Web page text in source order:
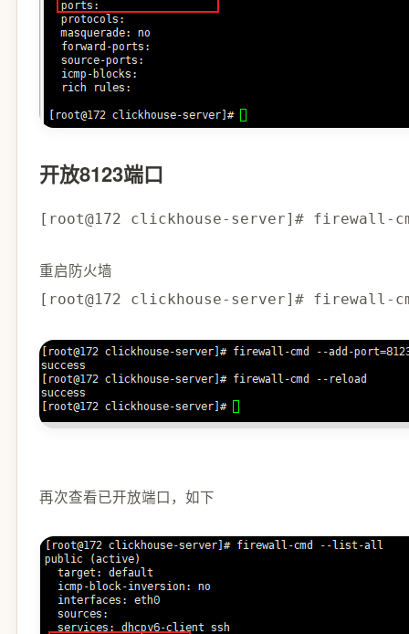
开放8123端口
[root@172 clickhouse-server]# firewall-
重启防火墙
[root@172 clickhouse-server]# firewall-
再次查看已开放端口，如下